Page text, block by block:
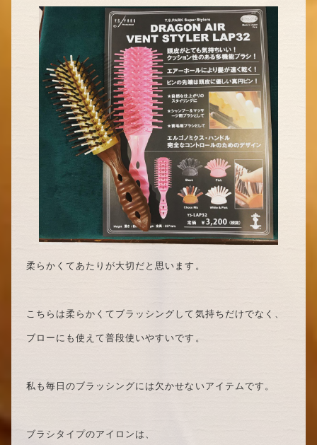
柔らかくてあたりが大切だと思います。
こちらは柔らかくてブラッシングして気持ちだけでなく、
ブローにも使えて普段使いやすいです。
私も毎日のブラッシングには欠かせないアイテムです。
ブラシタイプのアイロンは、